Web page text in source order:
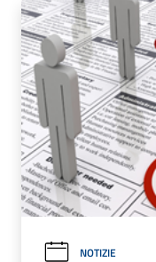
NOTIZIE